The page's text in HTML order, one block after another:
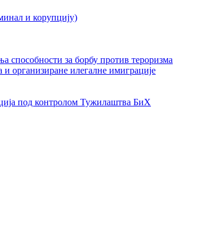
и корупцију)
способности за борбу против тероризма
организиране илегалне имиграције
под контролом Тужилаштва БиХ